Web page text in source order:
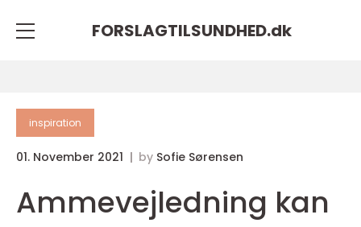
FORSLAGTILSUNDHED.dk
inspiration
01. November 2021 by Sofie Sørensen
Ammevejledning kan